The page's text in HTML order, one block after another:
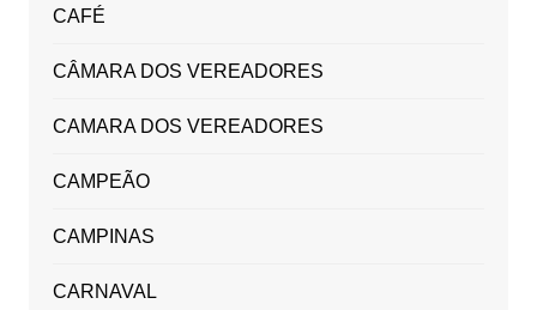
CAFÉ
CÂMARA DOS VEREADORES
CAMARA DOS VEREADORES
CAMPEÃO
CAMPINAS
CARNAVAL